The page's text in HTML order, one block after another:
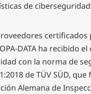
de
certificados
DATA ha recibido
con la norma de
de TÜV SÜD,
Alemana de